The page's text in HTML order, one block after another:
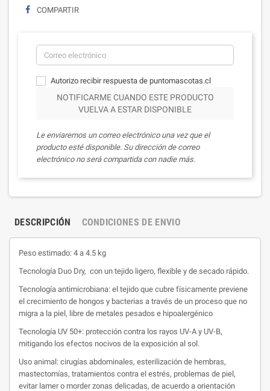
COMPARTIR
Autorizo recibir respuesta de puntomascotas.cl
NOTIFICARME CUANDO ESTE PRODUCTO
VUELVA A ESTAR DISPONIBLE
Le enviaremos un correo electrónico una vez que el
producto esté disponible. Su dirección de correo
electrónico no será compartida con nadie más.
DESCRIPCIÓN CONDICIONES DE ENVIO
Peso estimado: 4 a 4.5 kg
Tecnología Duo Dry, con un tejido ligero, flexible y de secado rápido.
Tecnología antimicrobiana: el tejido que cubre físicamente previene
el crecimiento de hongos y bacterias a través de un proceso que no
migra a la piel, libre de metales pesados ​​e hipoalergénico
Tecnología UV 50+: protección contra los rayos UV-A y UV-B,
mitigando los efectos nocivos de la exposición al sol.
Uso animal: cirugías abdominales, esterilización de hembras,
mastectomías, tratamientos contra el estrés, problemas de piel,
evitar lamer o morder zonas delicadas, de acuerdo a orientación